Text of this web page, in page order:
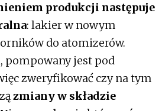
produkcji następuje
: lakier w nowym
do atomizerów.
pompowany jest pod
zweryfikować czy na tym
zmiany w składzie